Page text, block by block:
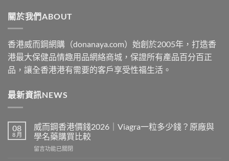
關於我們ABOUT
香港威而鋼網購（donanaya.com）始創於2005年，打造香
港最大保健品情趣用品網絡商城，保證所有產品百分百正
品，讓全香港港有需要的客戶享受性福生活。
最新資訊NEWS
08
8 月
威而鋼香港價錢2026｜Viagra一粒多少錢？原廠與
學名藥購買比較
在
留言功能已關閉